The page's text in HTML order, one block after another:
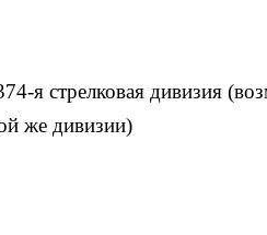
я стрелковая дивизия
же дивизии)